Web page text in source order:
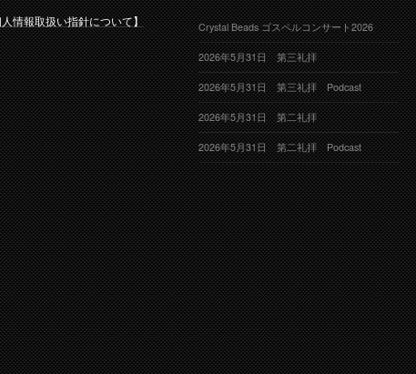
情報取扱い指針について】 Crystal Beads ゴスペルコンサート2026
2026年5月31日 第三礼拝
2026年5月31日 第三礼拝 Podcast
2026年5月31日 第二礼拝
2026年5月31日 第二礼拝 Podcast